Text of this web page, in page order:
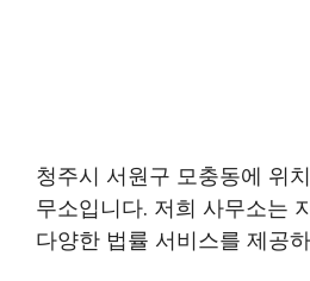
청주시 서원구 모충동에 위
무소입니다. 저희 사무소는
다양한 법률 서비스를 제공